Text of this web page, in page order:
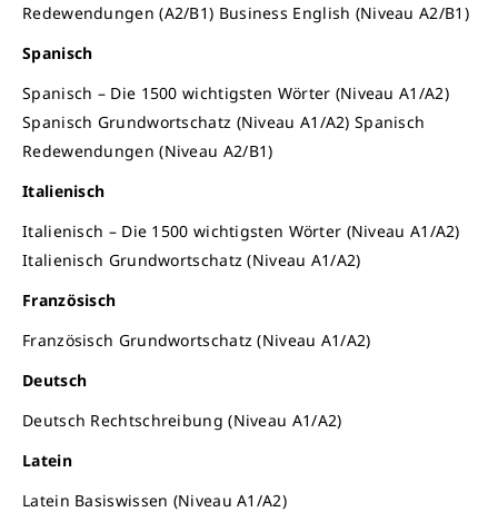
Redewendungen (A2/B1) Business English (Niveau A2/B1)
Spanisch
Spanisch – Die 1500 wichtigsten Wörter (Niveau A1/A2)
Spanisch Grundwortschatz (Niveau A1/A2) Spanisch
Redewendungen (Niveau A2/B1)
Italienisch
Italienisch – Die 1500 wichtigsten Wörter (Niveau A1/A2)
Italienisch Grundwortschatz (Niveau A1/A2)
Französisch
Französisch Grundwortschatz (Niveau A1/A2)
Deutsch
Deutsch Rechtschreibung (Niveau A1/A2)
Latein
Latein Basiswissen (Niveau A1/A2)